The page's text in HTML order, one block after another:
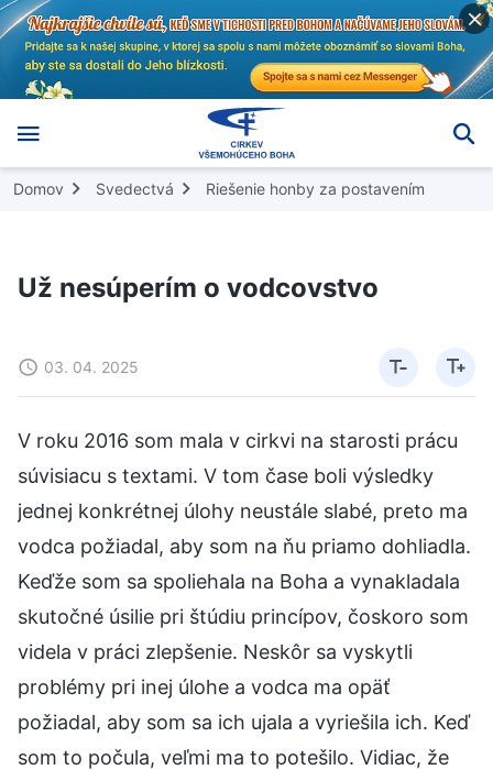
Domov Svedectvá Riešenie honby za postavením
Už nesúperím o vodcovstvo
03. 04. 2025
V roku 2016 som mala v cirkvi na starosti prácu
súvisiacu s textami. V tom čase boli výsledky
jednej konkrétnej úlohy neustále slabé, preto ma
vodca požiadal, aby som na ňu priamo dohliadla.
Keďže som sa spoliehala na Boha a vynakladala
skutočné úsilie pri štúdiu princípov, čoskoro som
videla v práci zlepšenie. Neskôr sa vyskytli
problémy pri inej úlohe a vodca ma opäť
požiadal, aby som sa ich ujala a vyriešila ich. Keď
som to počula, veľmi ma to potešilo. Vidiac, že